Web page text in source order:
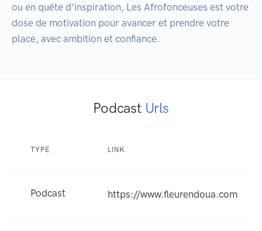
ou en quête d’inspiration, Les Afrofonceuses est votre
dose de motivation pour avancer et prendre votre
place, avec ambition et confiance.
Podcast Urls
TYPE LINK
Podcast https://www.fleurendoua.com